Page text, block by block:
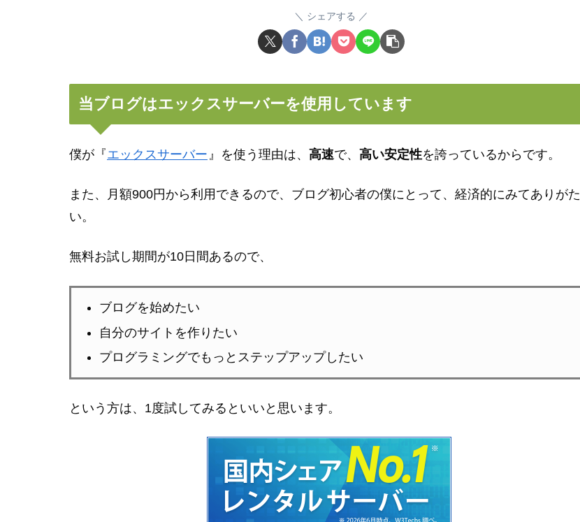
シェアする
当ブログはエックスサーバーを使用しています
僕が『エックスサーバー 』を使う理由は、 高速で、 高い安定性を誇っているからです。
また、月額900円から利用できるので、ブログ初心者の僕にとって、経済的にみてありがた
い。
無料お試し期間が10日間あるので、
ブログを始めたい
自分のサイトを作りたい
プログラミングでもっとステップアップしたい
という方は、1度試してみるといいと思います。